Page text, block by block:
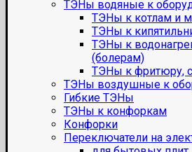
ТЭНы водяные к
ТЭНы к котлам и
ТЭНы к
ТЭНы к
(болерам)
ТЭНы к фритюру,
ТЭНы воздушные к
Гибкие ТЭНы
ТЭНы к конфоркам
Конфорки
Переключатели на